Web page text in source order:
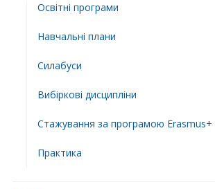
Освітні програми
Навчальні плани
Силабуси
Вибіркові дисципліни
Стажування за програмою Erasmus+
Практика